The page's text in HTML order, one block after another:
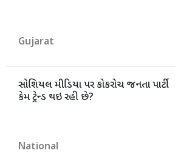
Gujarat
સોશિયલ મીડિયા પર કોકરોચ જનતા પાર્ટી
કેમ ટ્રેન્ડ થઇ રહી છે?
National